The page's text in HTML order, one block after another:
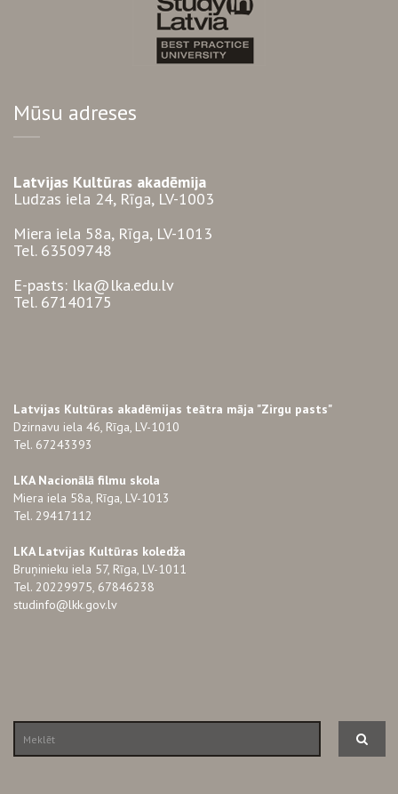
Mūsu adreses
Latvijas Kultūras akadēmija
Ludzas iela 24, Rīga, LV-1003
Miera iela 58a, Rīga, LV-1013
Tel. 63509748
E-pasts: lka@lka.edu.lv
Tel. 67140175
Latvijas Kultūras akadēmijas teātra māja "Zirgu pasts"
Dzirnavu iela 46, Rīga, LV-1010
Tel. 67243393
LKA Nacionālā filmu skola
Miera iela 58a, Rīga, LV-1013
Tel. 29417112
LKA Latvijas Kultūras koledža
Bruņinieku iela 57, Rīga, LV-1011
Tel. 20229975, 67846238
studinfo@lkk.gov.lv